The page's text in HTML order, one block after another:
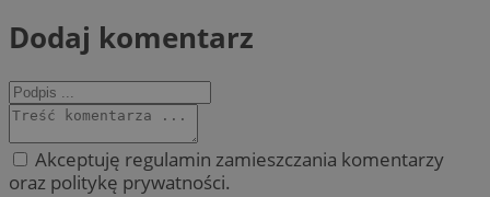
Dodaj komentarz
Akceptuję regulamin zamieszczania komentarzy
oraz politykę prywatności.